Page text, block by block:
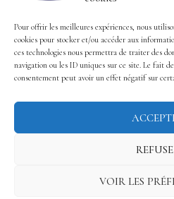
Pour offrir les meilleures expériences, nous
cookies pour stocker et/ou accéder aux
ces technologies nous permettra de traiter des
navigation ou les ID uniques sur ce site. Le fait
consentement peut avoir un effet négatif sur
VOIR LES
CONTACT MENTIONS LÉGALES
Certifié par Bureau
Veritas
Réalisation